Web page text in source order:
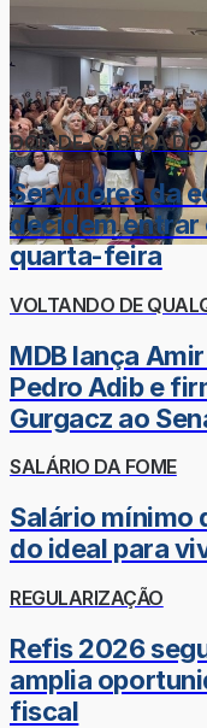
DOR-DE-CABEÇA DO
Servidores da
decidem entrar
quarta-feira
VOLTANDO DE
MDB lança
Pedro Adib e
Gurgacz ao
SALÁRIO DA FOME
Salário mínimo
do ideal para
REGULARIZAÇÃO
Refis 2026
amplia
fiscal